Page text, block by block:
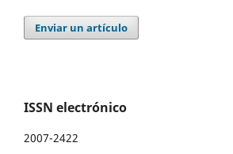
Enviar un artículo
ISSN electrónico
2007-2422